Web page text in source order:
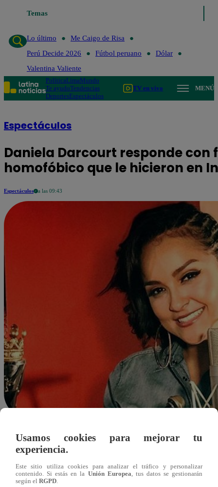
Temas
Lo último
Me Caigo de Risa
Perú Decide 2026
Fútbol peruano
Dólar
Valentina Valiente
PolíticaLimaMundo
Te ayudoTendencias
DeportesEspectáculos
TV en vivo MENÚ
Espectáculos
Daniela Darcourt responde con
homofóbico que le hicieron en
Espectáculos a las 09:43
21 de enero 2019
Daniela Darcourt pasó un momento muy incómodo
Usamos cookies para mejorar tu
experiencia.
Este sitio utiliza cookies para analizar el tráfico y personalizar
contenido. Si estás en la Unión Europea, tus datos se gestionarán
según el RGPD.